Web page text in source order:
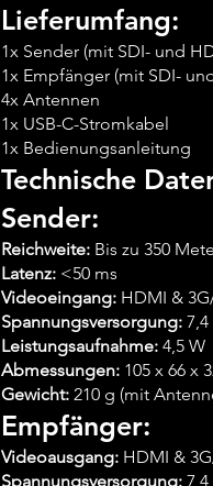
Lieferumfang:
1x Sender (mit SDI- und
1x Empfänger (mit SDI-
4x Antennen
1x USB-C-Stromkabel
1x Bedienungsanleitung
Technische
Sender:
Reichweite: Bis zu 350
Latenz: <50 ms
Videoeingang: HDMI &
Spannungsversorgung: 7,4
Leistungsaufnahme: 4,5 W
Abmessungen: 105 x 66 x
Gewicht: 210 g (mit
Empfänger:
Videoausgang: HDMI &
Spannungsversorgung: 7,4